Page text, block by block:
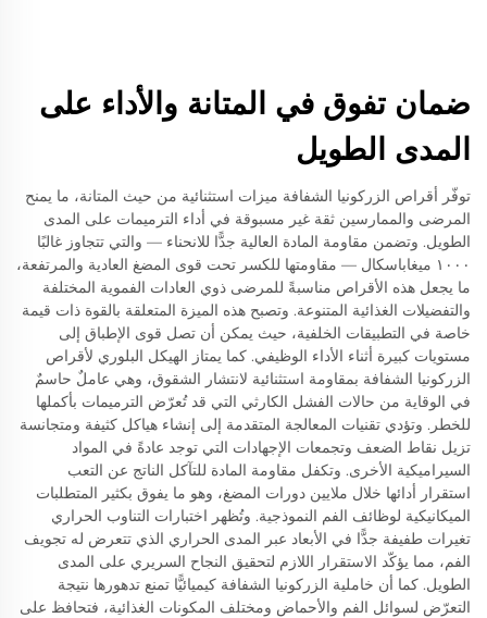
ضمان تفوق في المتانة والأداء على
المدى الطويل
توفّر أقراص الزركونيا الشفافة ميزات استثنائية من حيث المتانة، ما يمنح
المرضى والممارسين ثقة غير مسبوقة في أداء الترميمات على المدى
الطويل. وتضمن مقاومة المادة العالية جدًّا للانحناء — والتي تتجاوز غالبًا
١٠٠٠ ميغاباسكال — مقاومتها للكسر تحت قوى المضغ العادية والمرتفعة،
ما يجعل هذه الأقراص مناسبةً للمرضى ذوي العادات الفموية المختلفة
والتفضيلات الغذائية المتنوعة. وتصبح هذه الميزة المتعلقة بالقوة ذات قيمة
خاصة في التطبيقات الخلفية، حيث يمكن أن تصل قوى الإطباق إلى
مستويات كبيرة أثناء الأداء الوظيفي. كما يمتاز الهيكل البلوري لأقراص
الزركونيا الشفافة بمقاومة استثنائية لانتشار الشقوق، وهي عاملٌ حاسمٌ
في الوقاية من حالات الفشل الكارثي التي قد تُعرّض الترميمات بأكملها
للخطر. وتؤدي تقنيات المعالجة المتقدمة إلى إنشاء هياكل كثيفة ومتجانسة
تزيل نقاط الضعف وتجمعات الإجهادات التي توجد عادةً في المواد
السيراميكية الأخرى. وتكفل مقاومة المادة للتآكل الناتج عن التعب
استقرار أدائها خلال ملايين دورات المضغ، وهو ما يفوق بكثير المتطلبات
الميكانيكية لوظائف الفم النموذجية. وتُظهر اختبارات التناوب الحراري
تغيرات طفيفة جدًّا في الأبعاد عبر المدى الحراري الذي تتعرض له تجويف
الفم، مما يؤكّد الاستقرار اللازم لتحقيق النجاح السريري على المدى
الطويل. كما أن خاملية الزركونيا الشفافة كيميائيًّا تمنع تدهورها نتيجة
التعرّض لسوائل الفم والأحماض ومختلف المكونات الغذائية، فتحافظ على